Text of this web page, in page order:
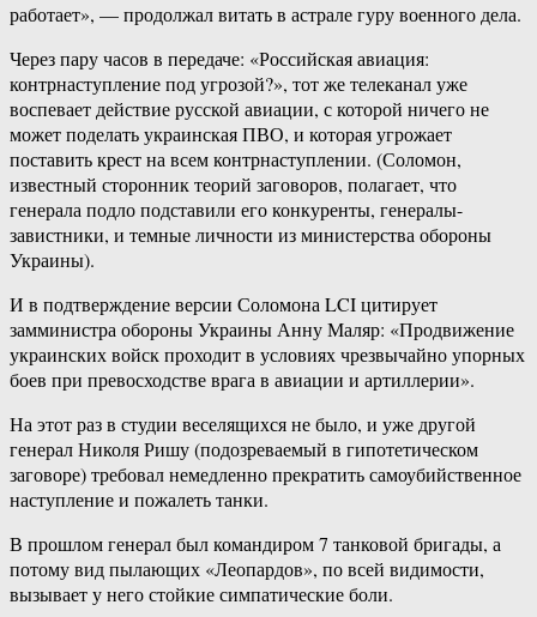
работает», — продолжал витать в астрале гуру военного дела.
Через пару часов в передаче: «Российская авиация:
контрнаступление под угрозой?», тот же телеканал уже
воспевает действие русской авиации, с которой ничего не
может поделать украинская ПВО, и которая угрожает
поставить крест на всем контрнаступлении. (Соломон,
известный сторонник теорий заговоров, полагает, что
генерала подло подставили его конкуренты, генералы-
завистники, и темные личности из министерства обороны
Украины).
И в подтверждение версии Соломона LCI цитирует
замминистра обороны Украины Анну Маляр: «Продвижение
украинских войск проходит в условиях чрезвычайно упорных
боев при превосходстве врага в авиации и артиллерии».
На этот раз в студии веселящихся не было, и уже другой
генерал Николя Ришу (подозреваемый в гипотетическом
заговоре) требовал немедленно прекратить самоубийственное
наступление и пожалеть танки.
В прошлом генерал был командиром 7 танковой бригады, а
потому вид пылающих «Леопардов», по всей видимости,
вызывает у него стойкие симпатические боли.